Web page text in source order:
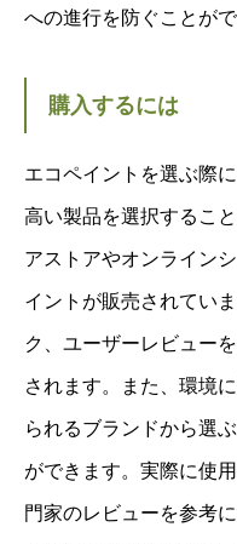
への進行を防ぐことがで
購入するには
エコペイントを選ぶ際
高い製品を選択するこ
アストアやオンライン
イントが販売されてい
ク、ユーザーレビュー
されます。また、環境
られるブランドから選
ができます。実際に使
門家のレビューを参考